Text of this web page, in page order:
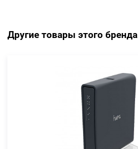
Другие товары этого бренда